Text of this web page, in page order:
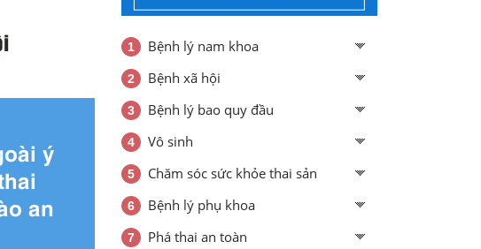
ý
an
Bệnh lý nam khoa
Bệnh xã hội
Bệnh lý bao quy đầu
Vô sinh
Chăm sóc sức khỏe thai sản
Bệnh lý phụ khoa
Phá thai an toàn